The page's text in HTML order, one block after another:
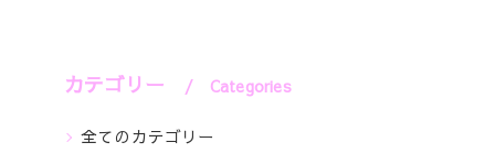
カテゴリー Categories
全てのカテゴリー